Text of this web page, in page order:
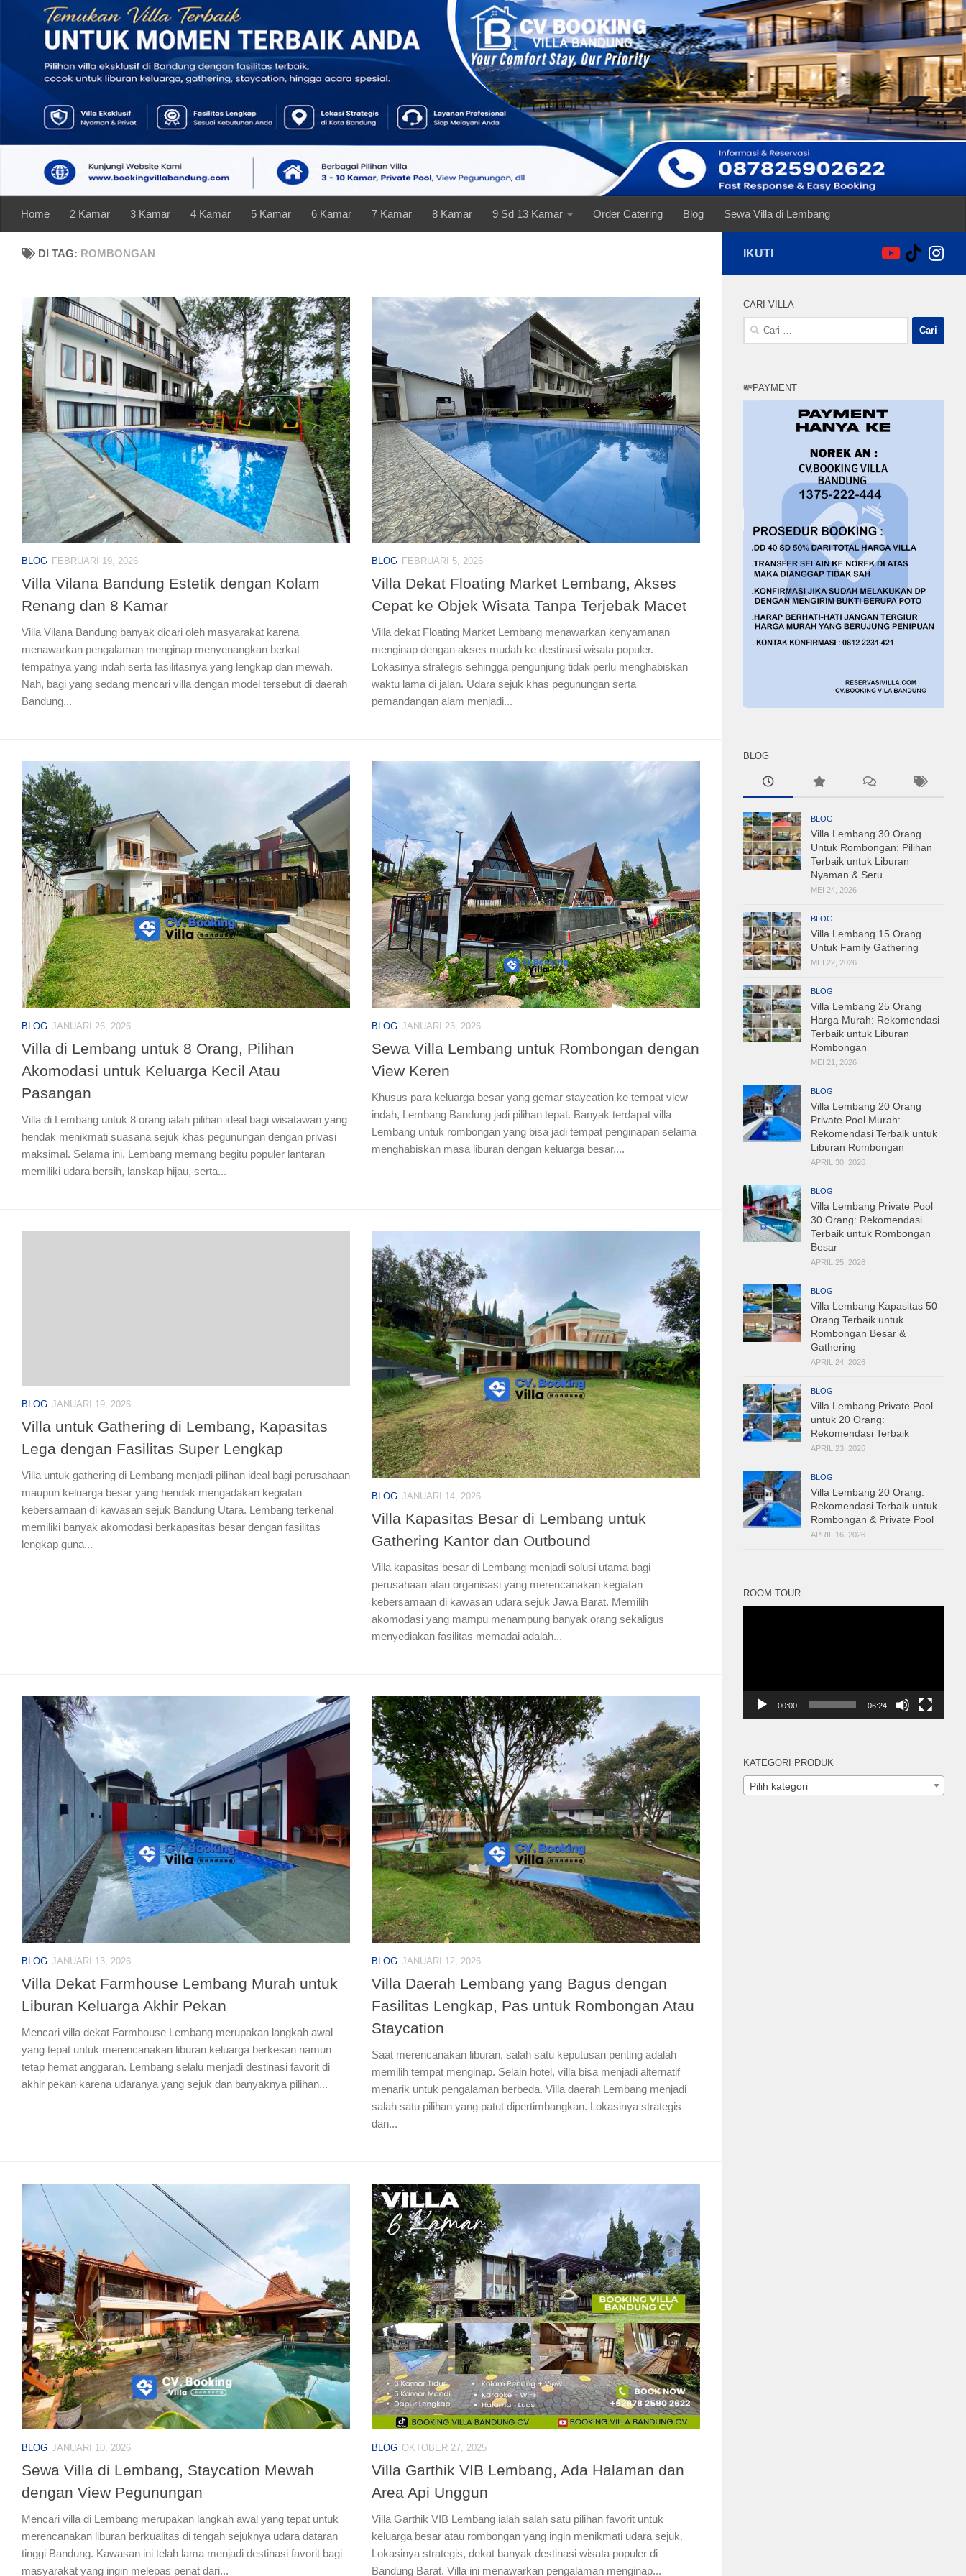
Skip to content
Home 2 Kamar 3 Kamar 4 Kamar 5 Kamar 6 Kamar 7 Kamar 8 Kamar 9 Sd 13 Kamar Order Catering Blog Sewa Villa di Lembang
DI TAG: ROMBONGAN
BLOG FEBRUARI 19, 2026
Villa Vilana Bandung Estetik dengan Kolam
Renang dan 8 Kamar
Villa Vilana Bandung banyak dicari oleh masyarakat karena
menawarkan pengalaman menginap menyenangkan berkat
tempatnya yang indah serta fasilitasnya yang lengkap dan mewah.
Nah, bagi yang sedang mencari villa dengan model tersebut di daerah
Bandung...
BLOG FEBRUARI 5, 2026
Villa Dekat Floating Market Lembang, Akses
Cepat ke Objek Wisata Tanpa Terjebak Macet
Villa dekat Floating Market Lembang menawarkan kenyamanan
menginap dengan akses mudah ke destinasi wisata populer.
Lokasinya strategis sehingga pengunjung tidak perlu menghabiskan
waktu lama di jalan. Udara sejuk khas pegunungan serta
pemandangan alam menjadi...
BLOG JANUARI 26, 2026
Villa di Lembang untuk 8 Orang, Pilihan
Akomodasi untuk Keluarga Kecil Atau
Pasangan
Villa di Lembang untuk 8 orang ialah pilihan ideal bagi wisatawan yang
hendak menikmati suasana sejuk khas pegunungan dengan privasi
maksimal. Selama ini, Lembang memang begitu populer lantaran
memiliki udara bersih, lanskap hijau, serta...
BLOG JANUARI 23, 2026
Sewa Villa Lembang untuk Rombongan dengan
View Keren
Khusus para keluarga besar yang gemar staycation ke tempat view
indah, Lembang Bandung jadi pilihan tepat. Banyak terdapat villa
Lembang untuk rombongan yang bisa jadi tempat penginapan selama
menghabiskan masa liburan dengan keluarga besar,...
BLOG JANUARI 19, 2026
Villa untuk Gathering di Lembang, Kapasitas
Lega dengan Fasilitas Super Lengkap
Villa untuk gathering di Lembang menjadi pilihan ideal bagi perusahaan
maupun keluarga besar yang hendak mengadakan kegiatan
kebersamaan di kawasan sejuk Bandung Utara. Lembang terkenal
memiliki banyak akomodasi berkapasitas besar dengan fasilitas
lengkap guna...
BLOG JANUARI 14, 2026
Villa Kapasitas Besar di Lembang untuk
Gathering Kantor dan Outbound
Villa kapasitas besar di Lembang menjadi solusi utama bagi
perusahaan atau organisasi yang merencanakan kegiatan
kebersamaan di kawasan udara sejuk Jawa Barat. Memilih
akomodasi yang mampu menampung banyak orang sekaligus
menyediakan fasilitas memadai adalah...
BLOG JANUARI 13, 2026
Villa Dekat Farmhouse Lembang Murah untuk
Liburan Keluarga Akhir Pekan
Mencari villa dekat Farmhouse Lembang merupakan langkah awal
yang tepat untuk merencanakan liburan keluarga berkesan namun
tetap hemat anggaran. Lembang selalu menjadi destinasi favorit di
akhir pekan karena udaranya yang sejuk dan banyaknya pilihan...
BLOG JANUARI 12, 2026
Villa Daerah Lembang yang Bagus dengan
Fasilitas Lengkap, Pas untuk Rombongan Atau
Staycation
Saat merencanakan liburan, salah satu keputusan penting adalah
memilih tempat menginap. Selain hotel, villa bisa menjadi alternatif
menarik untuk pengalaman berbeda. Villa daerah Lembang menjadi
salah satu pilihan yang patut dipertimbangkan. Lokasinya strategis
dan...
BLOG JANUARI 10, 2026
Sewa Villa di Lembang, Staycation Mewah
dengan View Pegunungan
Mencari villa di Lembang merupakan langkah awal yang tepat untuk
merencanakan liburan berkualitas di tengah sejuknya udara dataran
tinggi Bandung. Kawasan ini telah lama menjadi destinasi favorit bagi
masyarakat yang ingin melepas penat dari...
BLOG OKTOBER 27, 2025
Villa Garthik VIB Lembang, Ada Halaman dan
Area Api Unggun
Villa Garthik VIB Lembang ialah salah satu pilihan favorit untuk
keluarga besar atau rombongan yang ingin menikmati udara sejuk.
Lokasinya strategis, dekat banyak destinasi wisata populer di
Bandung Barat. Villa ini menawarkan pengalaman menginap...
IKUTI
CARI VILLA
Cari
💸PAYMENT
BLOG
BLOG
Villa Lembang 30 Orang
Untuk Rombongan: Pilihan
Terbaik untuk Liburan
Nyaman & Seru
MEI 24, 2026
BLOG
Villa Lembang 15 Orang
Untuk Family Gathering
MEI 22, 2026
BLOG
Villa Lembang 25 Orang
Harga Murah: Rekomendasi
Terbaik untuk Liburan
Rombongan
MEI 21, 2026
BLOG
Villa Lembang 20 Orang
Private Pool Murah:
Rekomendasi Terbaik untuk
Liburan Rombongan
APRIL 30, 2026
BLOG
Villa Lembang Private Pool
30 Orang: Rekomendasi
Terbaik untuk Rombongan
Besar
APRIL 25, 2026
BLOG
Villa Lembang Kapasitas 50
Orang Terbaik untuk
Rombongan Besar &
Gathering
APRIL 24, 2026
BLOG
Villa Lembang Private Pool
untuk 20 Orang:
Rekomendasi Terbaik
APRIL 23, 2026
BLOG
Villa Lembang 20 Orang:
Rekomendasi Terbaik untuk
Rombongan & Private Pool
APRIL 16, 2026
ROOM TOUR
00:00 06:24
KATEGORI PRODUK
Pilih kategori